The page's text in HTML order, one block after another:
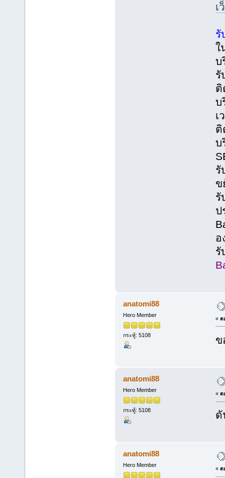
เ
รั
ใ
บ
รั
ติ
บ
เ
ติ
บ
รั
ข
รั
ป
อ
รั
anatomi88
Hero Member
กระทู้: 5108
« ต
ข
anatomi88
Hero Member
กระทู้: 5108
« ต
ดั
anatomi88
Hero Member
« ต